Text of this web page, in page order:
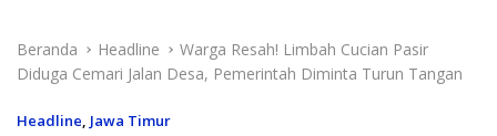
Beranda Headline
Warga Resah! Limbah Cucian Pasir
Diduga Cemari Jalan Desa, Pemerintah Diminta Turun Tangan
Headline, Jawa Timur